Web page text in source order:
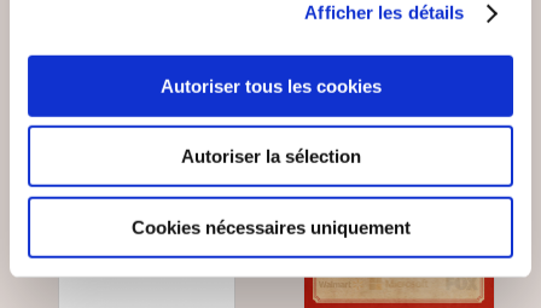
Afficher les détails
Autoriser tous les cookies
Autoriser la sélection
Cookies nécessaires uniquement